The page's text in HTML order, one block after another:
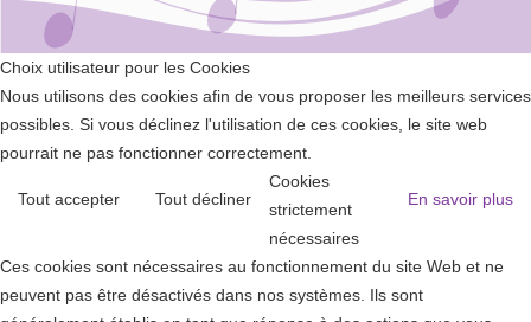
Choix utilisateur pour les Cookies
Nous utilisons des cookies afin de vous proposer les meilleurs services
possibles. Si vous déclinez l'utilisation de ces cookies, le site web
pourrait ne pas fonctionner correctement.
Tout accepter Tout décliner En savoir plus
Cookies
strictement
nécessaires
Ces cookies sont nécessaires au fonctionnement du site Web et ne
peuvent pas être désactivés dans nos systèmes. Ils sont